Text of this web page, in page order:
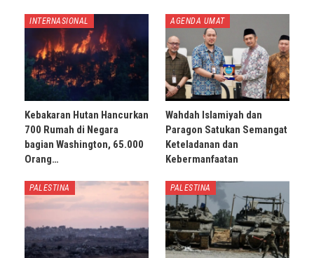
INTERNASIONAL
Kebakaran Hutan Hancurkan
700 Rumah di Negara
bagian Washington, 65.000
Orang…
AGENDA UMAT
Wahdah Islamiyah dan
Paragon Satukan Semangat
Keteladanan dan
Kebermanfaatan
PALESTINA PALESTINA